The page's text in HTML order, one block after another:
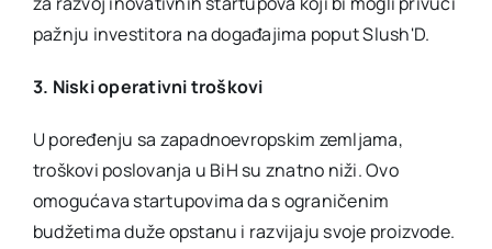
pažnju investitora na događajima poput Slush'D.
3. Niski operativni troškovi
U poređenju sa zapadnoevropskim zemljama,
troškovi poslovanja u BiH su znatno niži. Ovo
omogućava startupovima da s ograničenim
budžetima duže opstanu i razvijaju svoje proizvode.